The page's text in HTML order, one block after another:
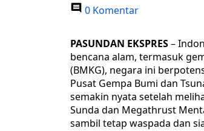
0 Komentar
PASUNDAN EKSPRES–
bencana alam, termasuk
(BMKG), negara ini
Pusat Gempa Bumi dan
semakin nyata setelah
Sunda dan Megathrust
sambil tetap waspada dan